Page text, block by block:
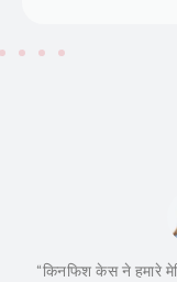
“किनफिश केस ने हमारे